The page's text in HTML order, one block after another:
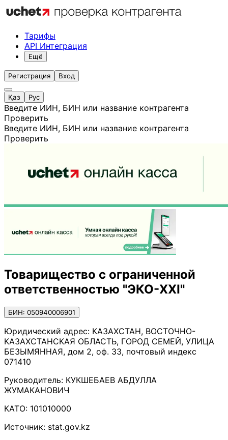
Тарифы
API Интеграция
Ещё
Регистрация Вход
Қаз Рус
Введите ИИН, БИН или название контрагента
Проверить
Введите ИИН, БИН или название контрагента
Проверить
Товарищество с ограниченной
ответственностью "ЭКО-XXI"
БИН: 050940006901
Юридический адрес: КАЗАХСТАН, ВОСТОЧНО-
КАЗАХСТАНСКАЯ ОБЛАСТЬ, ГОРОД СЕМЕЙ, УЛИЦА
БЕЗЫМЯННАЯ, дом 2, оф. 33, почтовый индекс
071410
Руководитель: КУКШЕБАЕВ АБДУЛЛА
ЖУМАКАНОВИЧ
КАТО: 101010000
Источник: stat.gov.kz